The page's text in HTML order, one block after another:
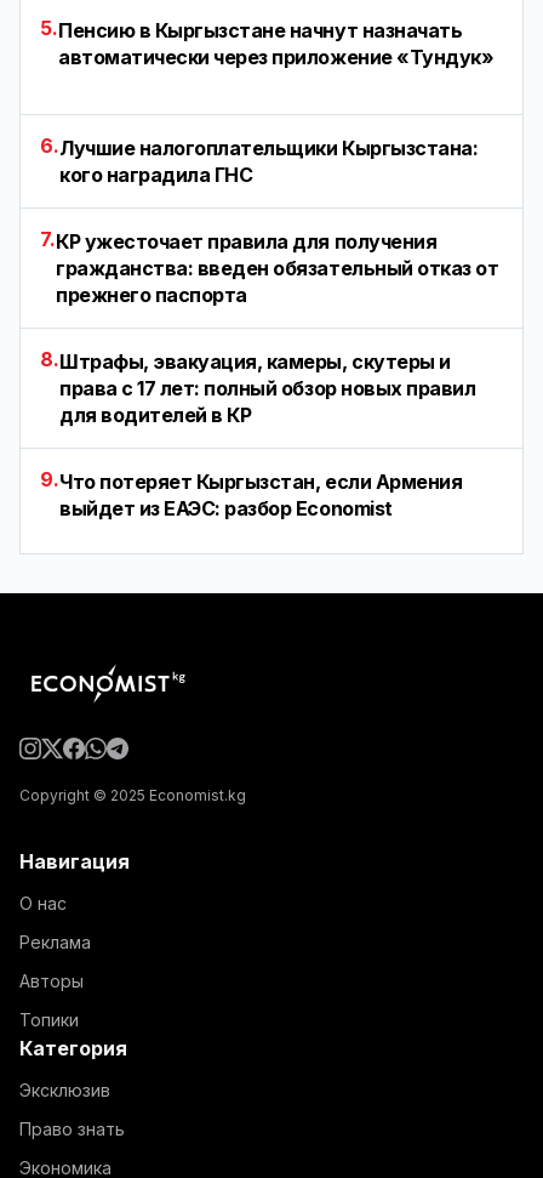
5.Пенсию в Кыргызстане начнут назначать
автоматически через приложение «Тундук»
6.Лучшие налогоплательщики Кыргызстана:
кого наградила ГНС
7.КР ужесточает правила для получения
гражданства: введен обязательный отказ от
прежнего паспорта
8.Штрафы, эвакуация, камеры, скутеры и
права с 17 лет: полный обзор новых правил
для водителей в КР
9.Что потеряет Кыргызстан, если Армения
выйдет из ЕАЭС: разбор Economist
Copyright © 2025 Economist.kg
Навигация
О нас
Реклама
Авторы
Топики
Категория
Эксклюзив
Право знать
Экономика